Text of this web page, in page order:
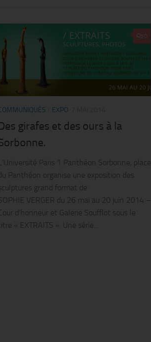
EXPO
girafes et des ours à la
Paris 1 Panthéon Sorbonne, place
Panthéon organise une exposition des
grand format de
VERGER du 26 mai au 20 juin 2014 –
d’honneur et Galerie Soufflot sous le
« EXTRAITS ». Une série...